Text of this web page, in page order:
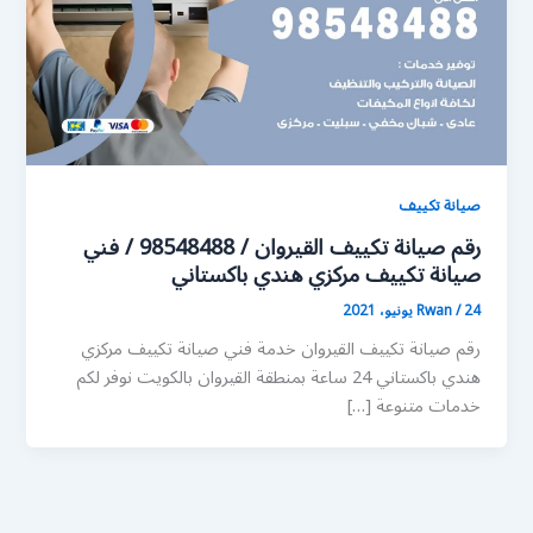
صيانة تكييف
رقم صيانة تكييف القيروان / 98548488 / فني
صيانة تكييف مركزي هندي باكستاني
Rwan/24 يونيو، 2021
رقم صيانة تكييف القيروان خدمة فني صيانة تكييف مركزي
هندي باكستاني 24 ساعة بمنطقة القيروان بالكويت نوفر لكم
خدمات متنوعة […]